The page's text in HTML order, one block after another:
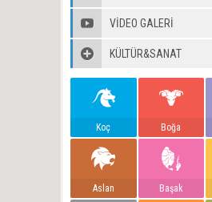
VIDEO GALERI
KÜLTÜR&SANAT
Koç Boğa
Aslan Başak